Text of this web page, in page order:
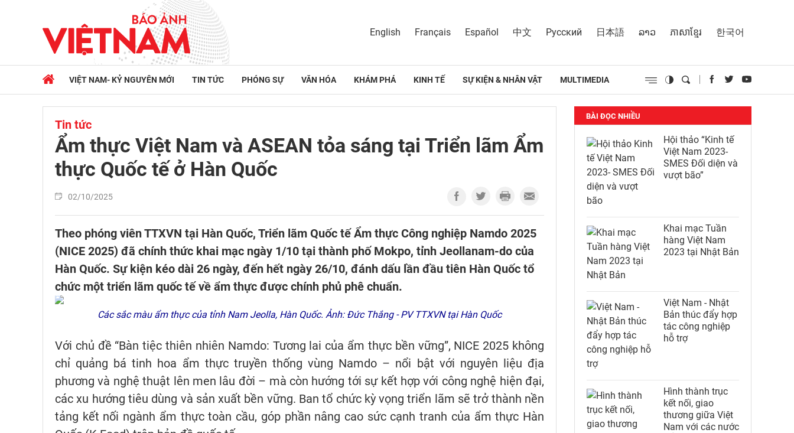
English Français Español 中文 Русский 日本語 ລາວ ភាសាខ្មែរ 한국어
VIỆT NAM- KỶ NGUYÊN MỚI TIN TỨC PHÓNG SỰ VĂN HÓA KHÁM PHÁ KINH TẾ SỰ KIỆN & NHÂN VẬT MULTIMEDIA
Tin tức
Ẩm thực Việt Nam và ASEAN tỏa sáng tại Triển lãm Ẩm
thực Quốc tế ở Hàn Quốc
02/10/2025
Theo phóng viên TTXVN tại Hàn Quốc, Triển lãm Quốc tế Ẩm thực Công nghiệp Namdo 2025
(NICE 2025) đã chính thức khai mạc ngày 1/10 tại thành phố Mokpo, tỉnh Jeollanam-do của
Hàn Quốc. Sự kiện kéo dài 26 ngày, đến hết ngày 26/10, đánh dấu lần đầu tiên Hàn Quốc tổ
chức một triển lãm quốc tế về ẩm thực được chính phủ phê chuẩn.
Các sắc màu ẩm thực của tỉnh Nam Jeolla, Hàn Quốc. Ảnh: Đức Thắng - PV TTXVN tại Hàn Quốc
Với chủ đề “Bàn tiệc thiên nhiên Namdo: Tương lai của ẩm thực bền vững”, NICE 2025 không
chỉ quảng bá tinh hoa ẩm thực truyền thống vùng Namdo – nổi bật với nguyên liệu địa
phương và nghệ thuật lên men lâu đời – mà còn hướng tới sự kết hợp với công nghệ hiện đại,
các xu hướng tiêu dùng và sản xuất bền vững. Ban tổ chức kỳ vọng triển lãm sẽ trở thành nền
tảng kết nối ngành ẩm thực toàn cầu, góp phần nâng cao sức cạnh tranh của ẩm thực Hàn
BÀI ĐỌC NHIỀU
Hội thảo “Kinh tế
Việt Nam 2023-
SMES Đối diện và
vượt bão”
Khai mạc Tuần
hàng Việt Nam
2023 tại Nhật Bản
Việt Nam - Nhật
Bản thúc đẩy hợp
tác công nghiệp
hỗ trợ
Hình thành trục
kết nối, giao
thương giữa Việt
Nam với các nước